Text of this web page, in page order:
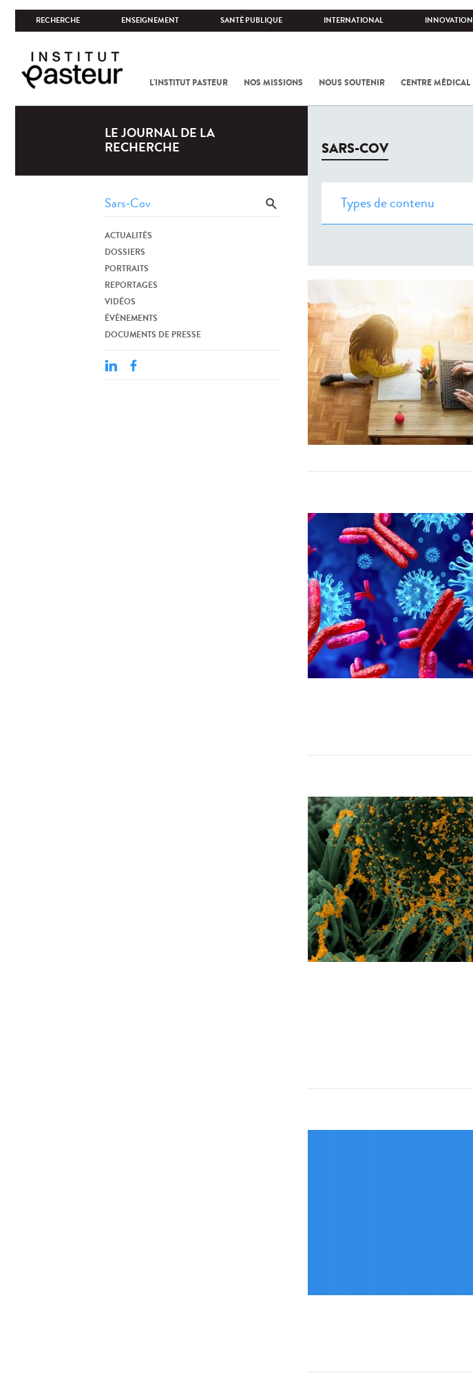
RECHERCHE ENSEIGNEMENT SANTÉ PUBLIQUE INTERNATIONAL INNOVATION
L'INSTITUT PASTEUR NOS MISSIONS NOUS SOUTENIR CENTRE MÉDICAL
LE JOURNAL DE LA
RECHERCHE
ACTUALITÉS
DOSSIERS
PORTRAITS
REPORTAGES
VIDÉOS
ÉVÉNEMENTS
DOCUMENTS DE PRESSE
SARS-COV